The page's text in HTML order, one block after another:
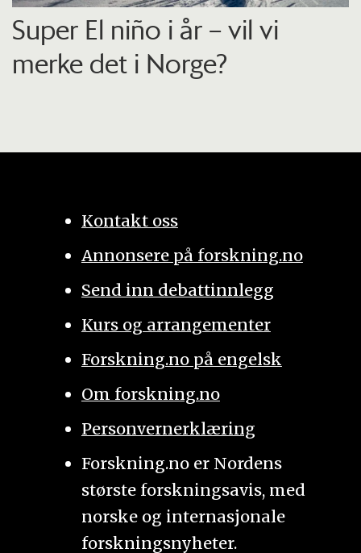
Super El niño i år – vil vi
merke det i Norge?
Kontakt oss
Annonsere på forskning.no
Send inn debattinnlegg
Kurs og arrangementer
Forskning.no på engelsk
Om forskning.no
Personvernerklæring
Forskning.no er Nordens
største forskningsavis, med
norske og internasjonale
forskningsnyheter.